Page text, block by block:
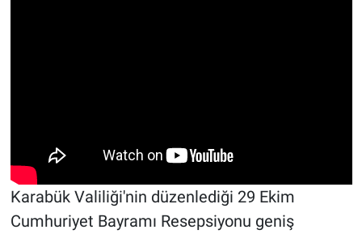
Karabük Valiliği'nin düzenlediği 29 Ekim
Cumhuriyet Bayramı Resepsiyonu geniş